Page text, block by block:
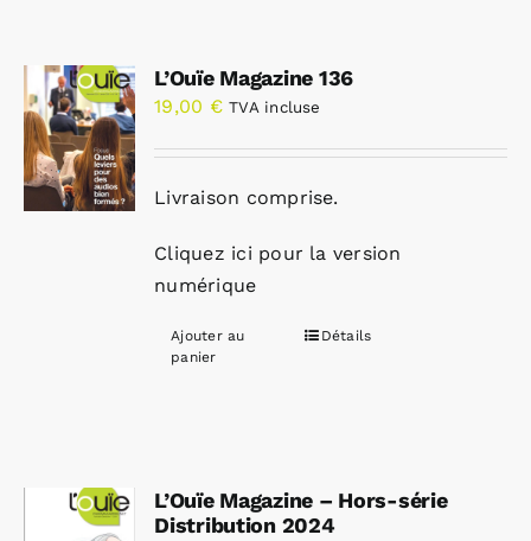
L’Ouïe Magazine 136
19,00 € TVA incluse
Livraison comprise.
Cliquez ici pour la version
numérique
Ajouter au
panier
Détails
L’Ouïe Magazine – Hors-série
Distribution 2024